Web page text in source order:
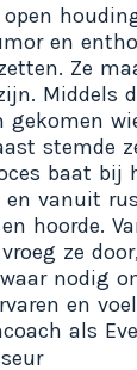
en
Ze
Middels
gekomen
stemde
baat bij
en vanuit
hoorde.
ze
nodig
en
als